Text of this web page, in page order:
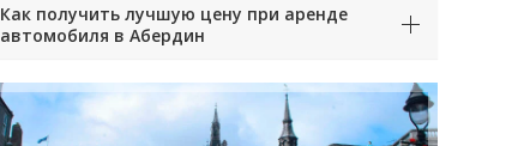
Как получить лучшую цену при аренде
автомобиля в Абердин